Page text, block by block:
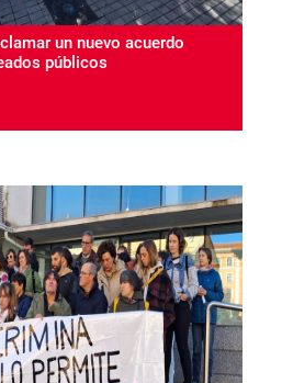
un nuevo acuerdo
públicos